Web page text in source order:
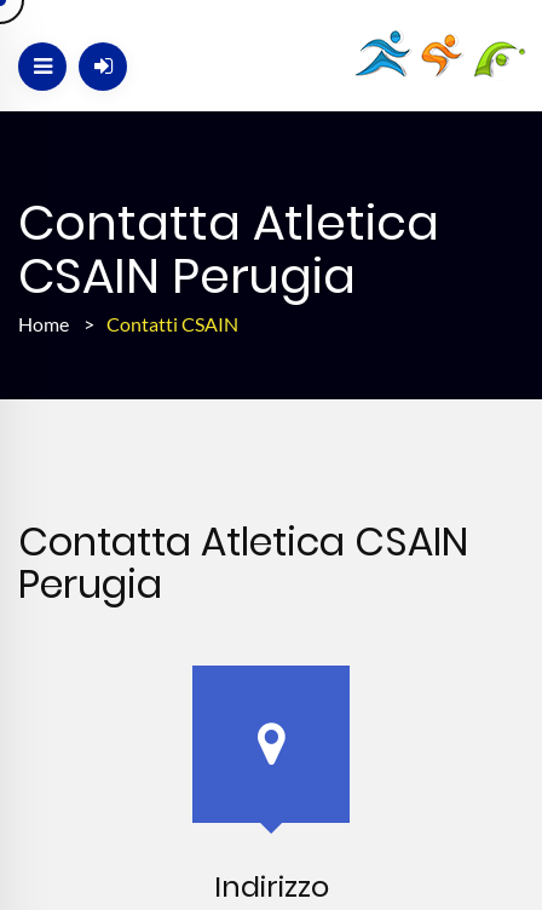
Contatta Atletica
CSAIN Perugia
Home > Contatti CSAIN
Contatta Atletica CSAIN
Perugia
Indirizzo